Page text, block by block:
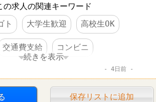
の求人の関連キーワード
ト
大学生歓迎 高校生OK
交通費支給 コンビニ
続きを表示
4日前
保存リストに追加